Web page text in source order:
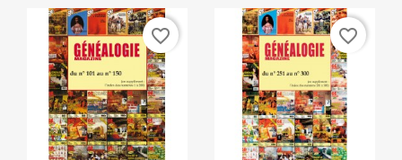
favorite_border favorite_border